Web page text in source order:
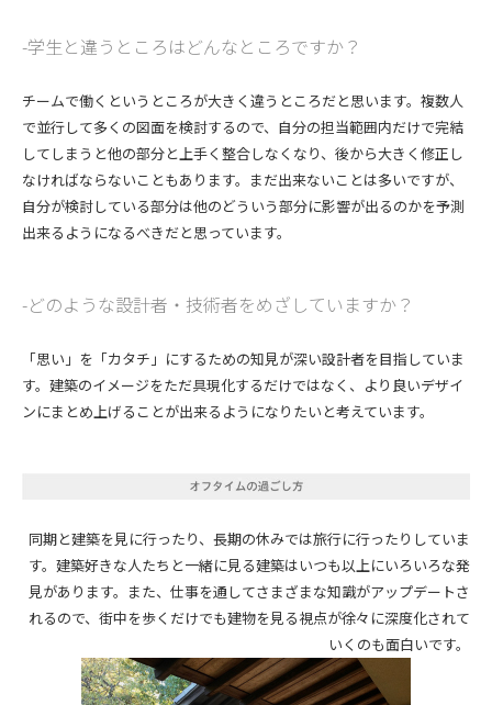
学生と違うところはどんなところですか？
チームで働くというところが大きく違うところだと思います。複数人
で並行して多くの図面を検討するので、自分の担当範囲内だけで完結
してしまうと他の部分と上手く整合しなくなり、後から大きく修正し
なければならないこともあります。まだ出来ないことは多いですが、
自分が検討している部分は他のどういう部分に影響が出るのかを予測
出来るようになるべきだと思っています。
どのような設計者・技術者をめざしていますか？
「思い」を「カタチ」にするための知見が深い設計者を目指していま
す。建築のイメージをただ具現化するだけではなく、より良いデザイ
ンにまとめ上げることが出来るようになりたいと考えています。
同期と建築を見に行ったり、長期の休みでは旅行に行ったりしていま
す。建築好きな人たちと一緒に見る建築はいつも以上にいろいろな発
見があります。また、仕事を通してさまざまな知識がアップデートさ
れるので、街中を歩くだけでも建物を見る視点が徐々に深度化されて
いくのも面白いです。